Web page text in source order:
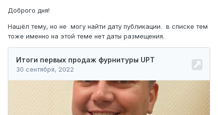
Доброго дня!
Нашёл тему, но не могу найти дату публикации. в списке тем
тоже именно на этой теме нет даты размещения.